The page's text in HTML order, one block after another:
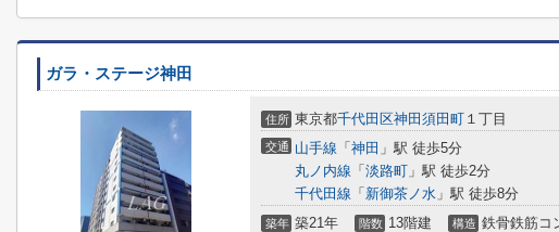
ガラ・ステージ神田
住所 東京都千代田区神田須田町 １丁目
交通 山手線 「 神田 」駅 徒歩5分
丸ノ内線 「 淡路町 」駅 徒歩2分
千代田線 「 新御茶ノ水 」駅 徒歩8分
築年 築21年 階数 13階建 構造 鉄骨鉄筋コ